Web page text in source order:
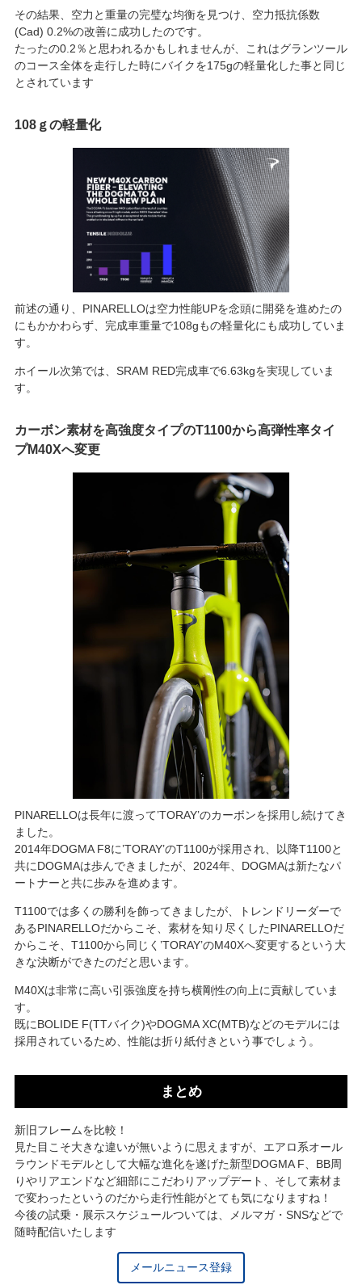
その結果、空力と重量の完璧な均衡を見つけ、空力抵抗係数
(Cad) 0.2%の改善に成功したのです。
たったの0.2％と思われるかもしれませんが、これはグランツール
のコース全体を走行した時にバイクを175gの軽量化した事と同じ
とされています
108ｇの軽量化
前述の通り、PINARELLOは空力性能UPを念頭に開発を進めたの
にもかかわらず、完成車重量で108gもの軽量化にも成功していま
す。
ホイール次第では、SRAM RED完成車で6.63kgを実現していま
す。
カーボン素材を高強度タイプのT1100から高弾性率タイ
プM40Xへ変更
PINARELLOは長年に渡って’TORAY’のカーボンを採用し続けてき
ました。
2014年DOGMA F8に’TORAY’のT1100が採用され、以降T1100と
共にDOGMAは歩んできましたが、2024年、DOGMAは新たなパ
ートナーと共に歩みを進めます。
T1100では多くの勝利を飾ってきましたが、トレンドリーダーで
あるPINARELLOだからこそ、素材を知り尽くしたPINARELLOだ
からこそ、T1100から同じく’TORAY’のM40Xへ変更するという大
きな決断ができたのだと思います。
M40Xは非常に高い引張強度を持ち横剛性の向上に貢献していま
す。
既にBOLIDE F(TTバイク)やDOGMA XC(MTB)などのモデルには
採用されているため、性能は折り紙付きという事でしょう。
まとめ
新旧フレームを比較！
見た目こそ大きな違いが無いように思えますが、エアロ系オール
ラウンドモデルとして大幅な進化を遂げた新型DOGMA F、BB周
りやリアエンドなど細部にこだわりアップデート、そして素材ま
で変わったというのだから走行性能がとても気になりますね！
今後の試乗・展示スケジュールついては、メルマガ・SNSなどで
随時配信いたします
メールニュース登録